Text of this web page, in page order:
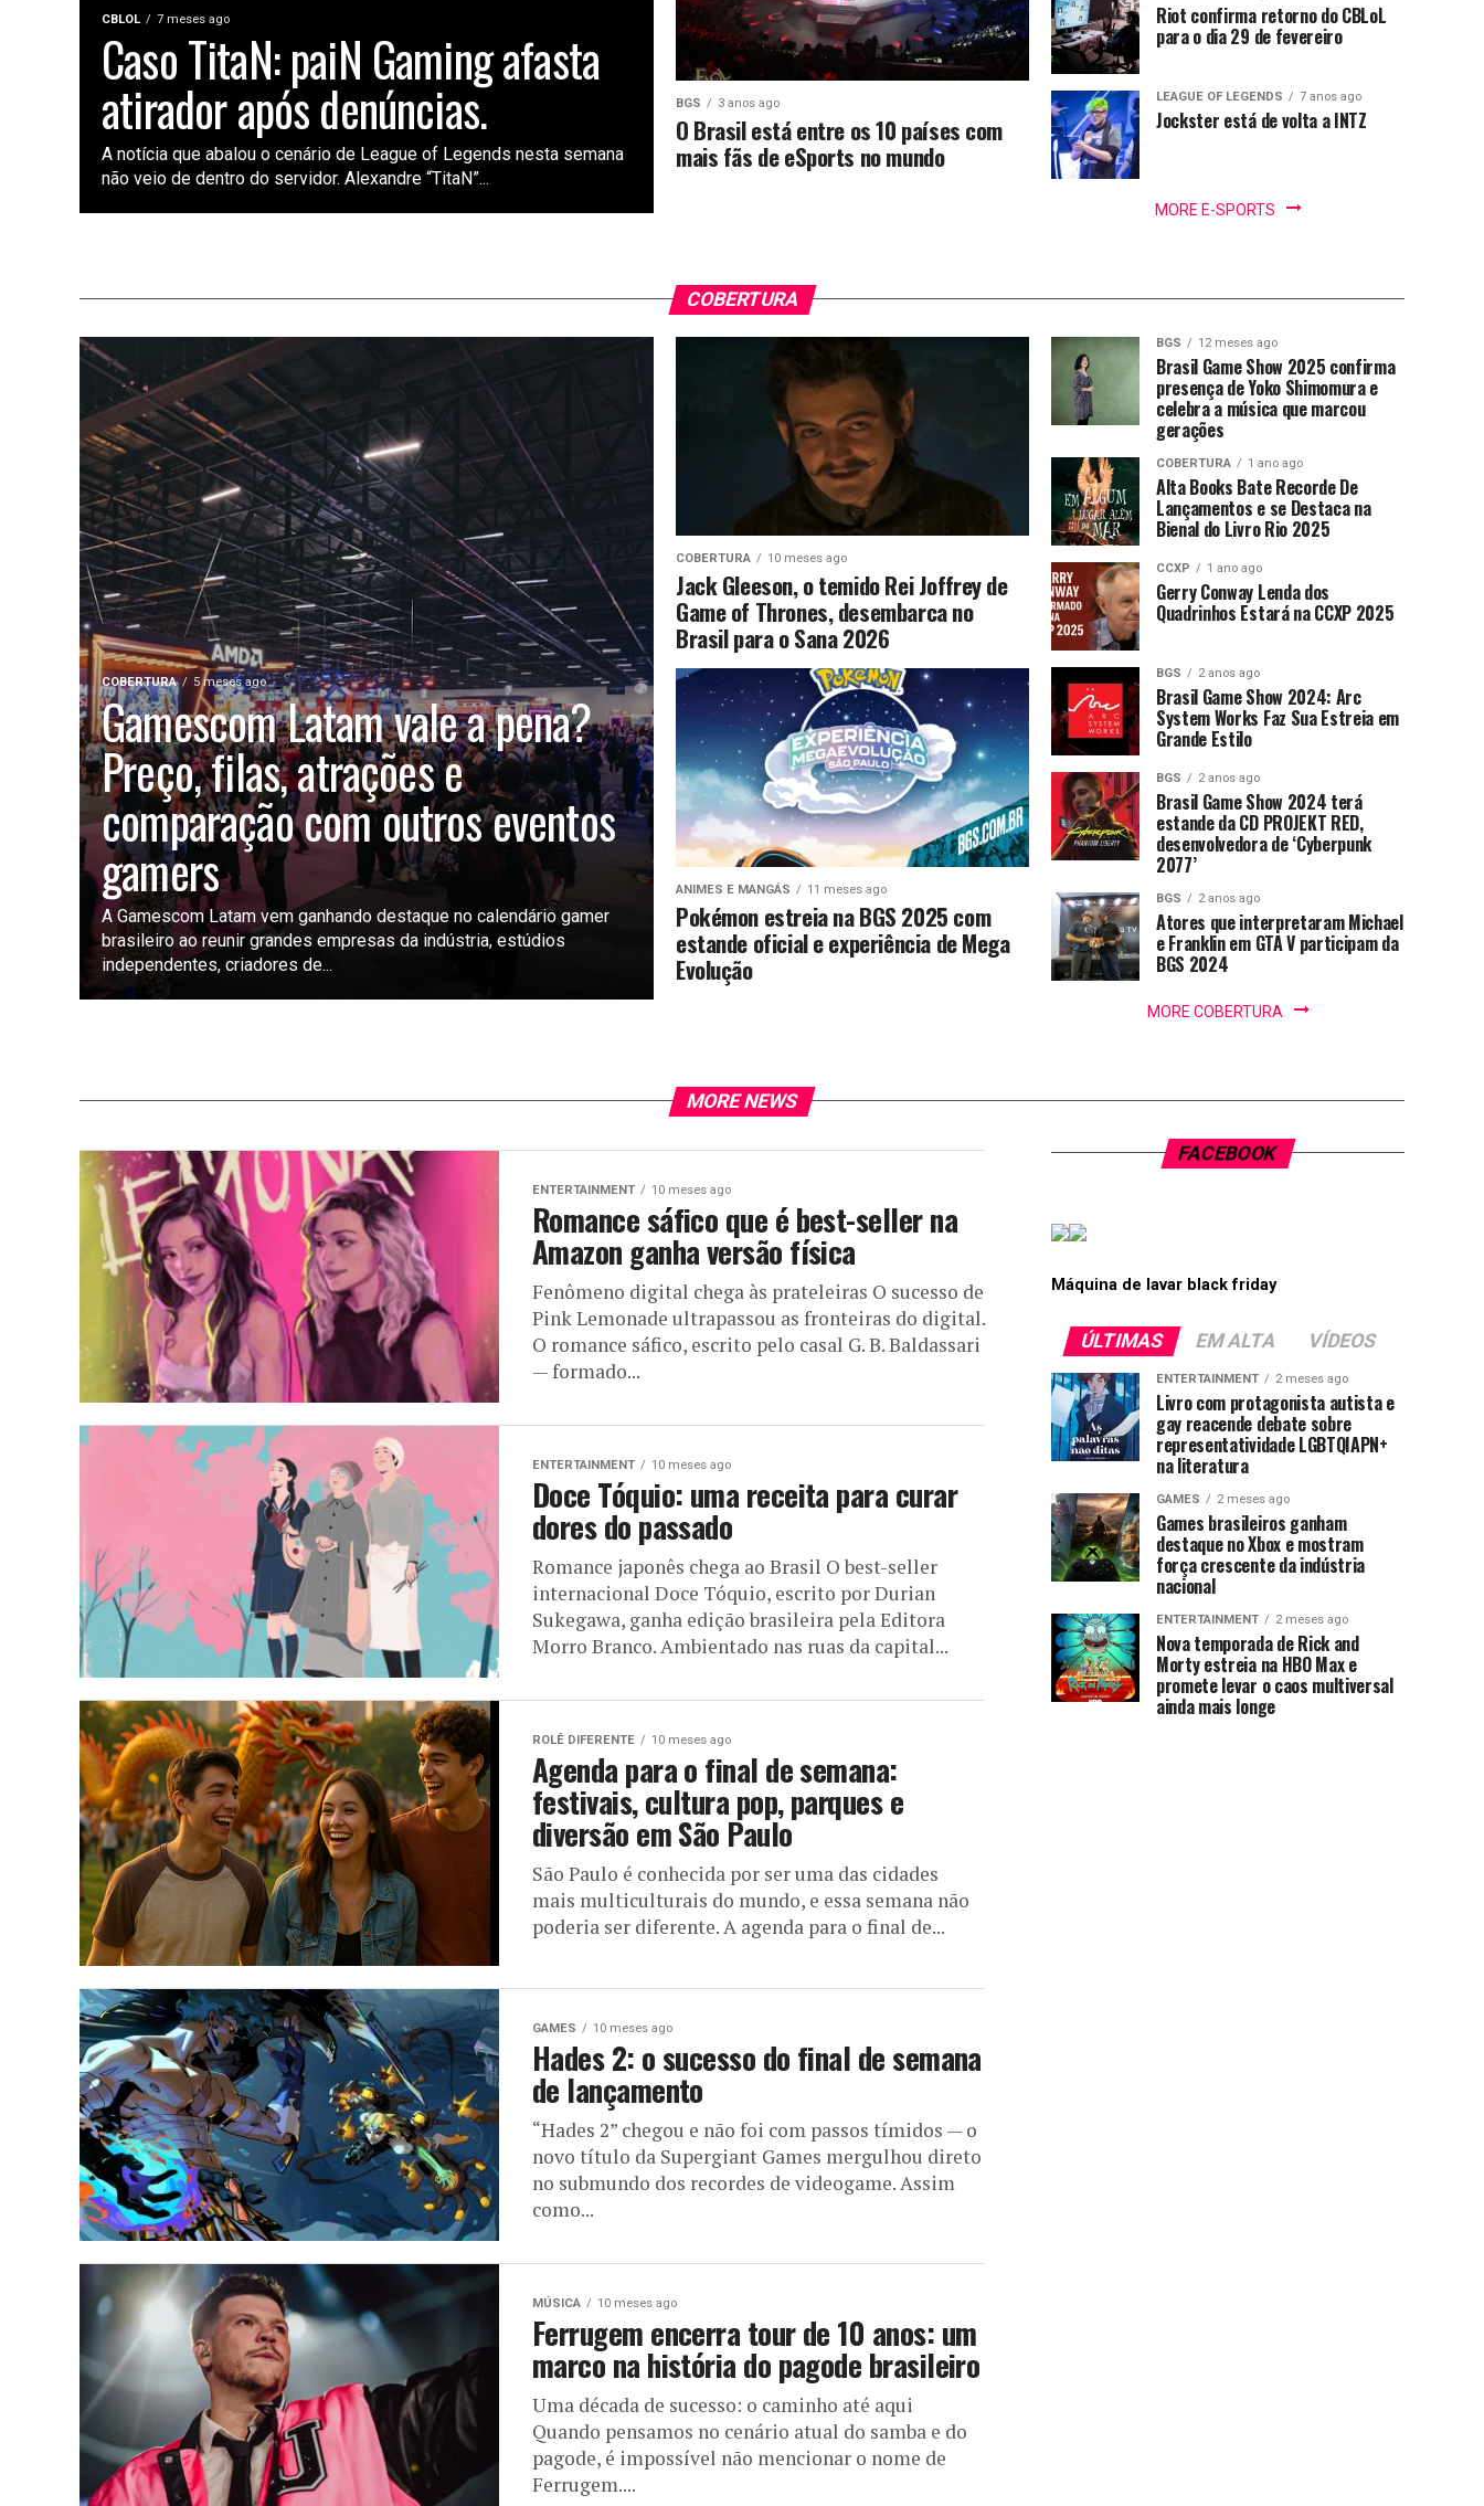
CBLOL 7 meses ago
Caso TitaN: paiN Gaming afasta
atirador após denúncias.
A notícia que abalou o cenário de League of Legends nesta semana
não veio de dentro do servidor. Alexandre “TitaN”...
BGS 3 anos ago
O Brasil está entre os 10 países com
mais fãs de eSports no mundo
Riot confirma retorno do CBLoL
para o dia 29 de fevereiro
LEAGUE OF LEGENDS 7 anos ago
Jockster está de volta a INTZ
MORE E-SPORTS
COBERTURA
COBERTURA 5 meses ago
Gamescom Latam vale a pena?
Preço, filas, atrações e
comparação com outros eventos
gamers
A Gamescom Latam vem ganhando destaque no calendário gamer
brasileiro ao reunir grandes empresas da indústria, estúdios
independentes, criadores de...
COBERTURA 10 meses ago
Jack Gleeson, o temido Rei Joffrey de
Game of Thrones, desembarca no
Brasil para o Sana 2026
ANIMES E MANGÁS 11 meses ago
Pokémon estreia na BGS 2025 com
estande oficial e experiência de Mega
Evolução
BGS 12 meses ago
Brasil Game Show 2025 confirma
presença de Yoko Shimomura e
celebra a música que marcou
gerações
COBERTURA 1 ano ago
Alta Books Bate Recorde De
Lançamentos e se Destaca na
Bienal do Livro Rio 2025
CCXP 1 ano ago
Gerry Conway Lenda dos
Quadrinhos Estará na CCXP 2025
BGS 2 anos ago
Brasil Game Show 2024: Arc
System Works Faz Sua Estreia em
Grande Estilo
BGS 2 anos ago
Brasil Game Show 2024 terá
estande da CD PROJEKT RED,
desenvolvedora de ‘Cyberpunk
2077’
BGS 2 anos ago
Atores que interpretaram Michael
e Franklin em GTA V participam da
BGS 2024
MORE COBERTURA
MORE NEWS
ENTERTAINMENT 10 meses ago
Romance sáfico que é best-seller na
Amazon ganha versão física
Fenômeno digital chega às prateleiras O sucesso de
Pink Lemonade ultrapassou as fronteiras do digital.
O romance sáfico, escrito pelo casal G. B. Baldassari
— formado...
ENTERTAINMENT 10 meses ago
Doce Tóquio: uma receita para curar
dores do passado
Romance japonês chega ao Brasil O best-seller
internacional Doce Tóquio, escrito por Durian
Sukegawa, ganha edição brasileira pela Editora
Morro Branco. Ambientado nas ruas da capital...
ROLÊ DIFERENTE 10 meses ago
Agenda para o final de semana:
festivais, cultura pop, parques e
diversão em São Paulo
São Paulo é conhecida por ser uma das cidades
mais multiculturais do mundo, e essa semana não
poderia ser diferente. A agenda para o final de...
GAMES 10 meses ago
Hades 2: o sucesso do final de semana
de lançamento
“Hades 2” chegou e não foi com passos tímidos — o
novo título da Supergiant Games mergulhou direto
no submundo dos recordes de videogame. Assim
como...
MÚSICA 10 meses ago
Ferrugem encerra tour de 10 anos: um
marco na história do pagode brasileiro
Uma década de sucesso: o caminho até aqui
Quando pensamos no cenário atual do samba e do
pagode, é impossível não mencionar o nome de
Ferrugem....
FACEBOOK
Máquina de lavar black friday
ÚLTIMAS EM ALTA VÍDEOS
ENTERTAINMENT 2 meses ago
Livro com protagonista autista e
gay reacende debate sobre
representatividade LGBTQIAPN+
na literatura
GAMES 2 meses ago
Games brasileiros ganham
destaque no Xbox e mostram
força crescente da indústria
nacional
ENTERTAINMENT 2 meses ago
Nova temporada de Rick and
Morty estreia na HBO Max e
promete levar o caos multiversal
ainda mais longe